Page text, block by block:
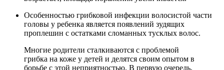
Особенностью грибковой инфекции волосистой части
головы у ребенка является появлений зудящих
проплешин с остатками сломанных тусклых волос.
Многие родители сталкиваются с проблемой
грибка на коже у детей и делятся своим опытом в
борьбе с этой неприятностью. В первую очередь,